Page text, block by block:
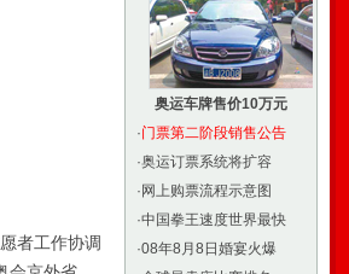
者工作协调
奥运车牌售价10万元
·门票第二阶段销售公告
·奥运订票系统将扩容
· 网上购票流程示意图
·中国拳王速度世界最快
·08年8月8日婚宴火爆